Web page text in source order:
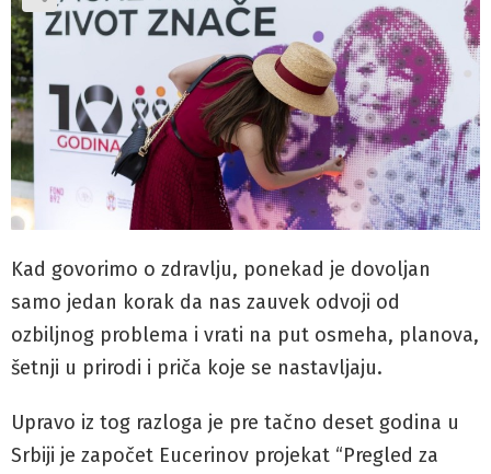
Kad govorimo o zdravlju, ponekad je dovoljan
samo jedan korak da nas zauvek odvoji od
ozbiljnog problema i vrati na put osmeha, planova,
šetnji u prirodi i priča koje se nastavljaju.
Upravo iz tog razloga je pre tačno deset godina u
Srbiji je započet Eucerinov projekat “Pregled za